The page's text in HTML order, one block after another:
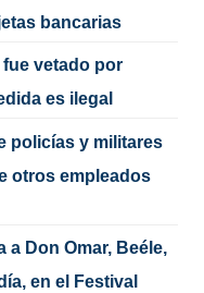
bancarias
fue vetado por
es ilegal
policías y militares
otros empleados
a Don Omar, Beéle,
en el Festival